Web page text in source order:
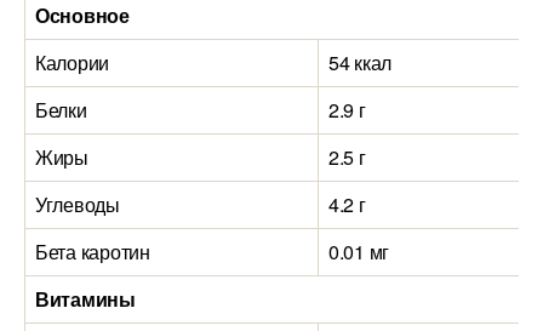
Основное
Калории
54 ккал
Белки
2.9 г
Жиры
2.5 г
Углеводы
4.2 г
Бета каротин
0.01 мг
Витамины